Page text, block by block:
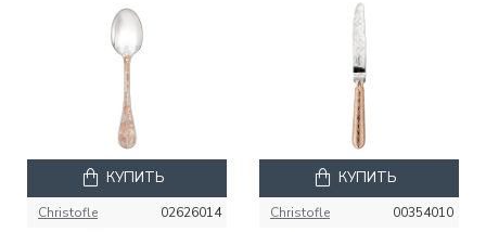
Christofle 02626014
КУПИТЬ
Christofle 00354010
КУПИТЬ